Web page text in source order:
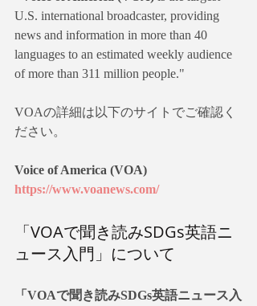
U.S. international broadcaster, providing
news and information in more than 40
languages to an estimated weekly audience
of more than 311 million people."
VOAの詳細は以下のサイトでご確認く
ださい。
Voice of America (VOA)
https://www.voanews.com/
「VOAで聞き読みSDGs英語ニ
ュース入門」について
「VOAで聞き読みSDGs英語ニュース入